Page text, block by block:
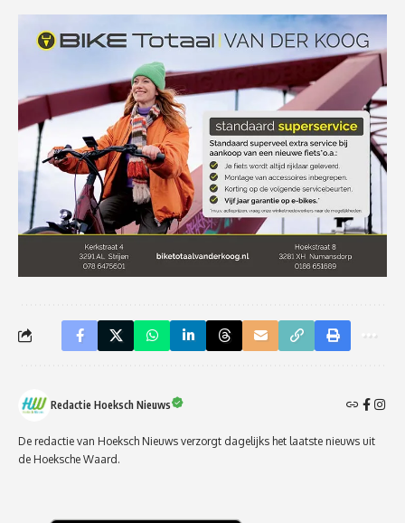
Redactie Hoeksch Nieuws
De redactie van Hoeksch Nieuws verzorgt dagelijks het laatste nieuws uit
de Hoeksche Waard.